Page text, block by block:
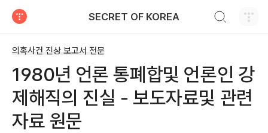
SECRET OF KOREA
의혹사건 진상 보고서 전문
1980년 언론 통폐합및 언론인 강
제해직의 진실 - 보도자료및 관련
자료 원문